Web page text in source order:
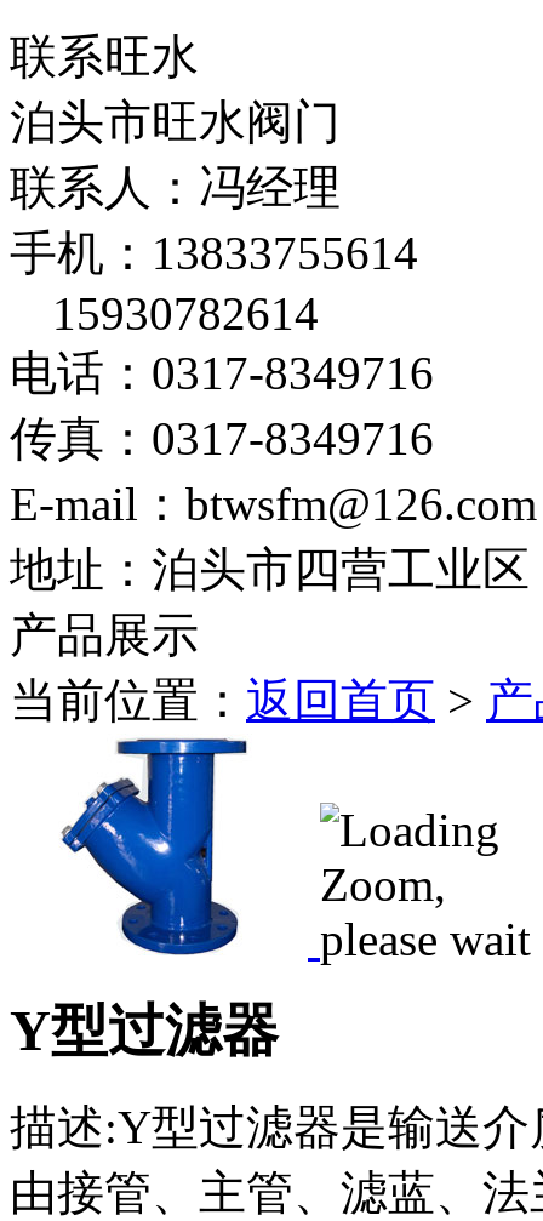
联系旺水
泊头市旺水阀门
联系人：冯经理
手机：13833755614
15930782614
电话：0317-8349716
传真：0317-8349716
E-mail：btwsfm@126.com
地址：泊头市四营工业区
产品展示
当前位置： 返回首页 >
Y型过滤器
描述:Y型过滤器是输送
由接管、主管、滤蓝、